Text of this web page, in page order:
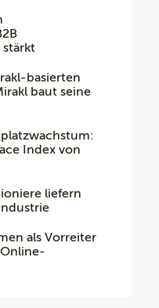
basierten
baut seine
Index von
liefern
als Vorreiter